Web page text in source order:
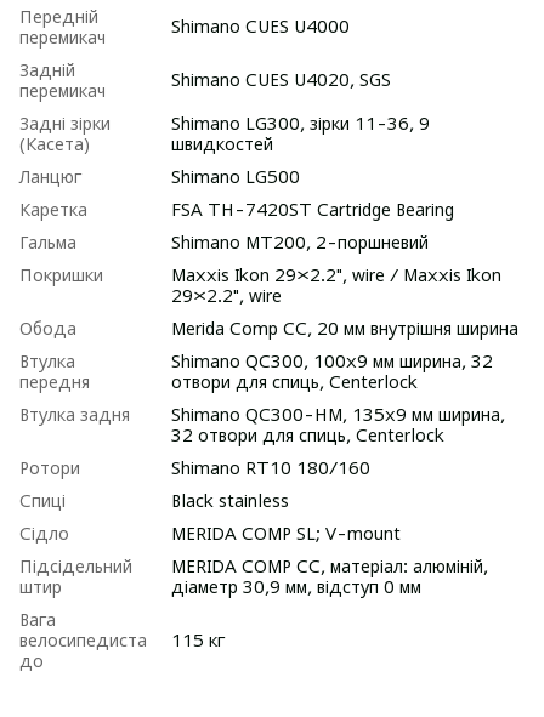
Передній
перемикач
Shimano CUES U4000
Задній
перемикач
Shimano CUES U4020, SGS
Задні зірки
(Касета)
Shimano LG300, зірки 11-36, 9
швидкостей
Ланцюг
Shimano LG500
Каретка
FSA TH-7420ST Cartridge Bearing
Гальма
Shimano MT200, 2-поршневий
Покришки
Maxxis Ikon 29×2.2", wire / Maxxis Ikon
29×2.2", wire
Обода
Merida Comp CC, 20 мм внутрішня ширина
Втулка
передня
Shimano QC300, 100х9 мм ширина, 32
отвори для спиць, Centerlock
Втулка задня
Shimano QC300-HM, 135х9 мм ширина,
32 отвори для спиць, Centerlock
Ротори
Shimano RT10 180/160
Спиці
Black stainless
Сідло
MERIDA COMP SL; V-mount
Підсідельний
штир
MERIDA COMP CC, матеріал: алюміній,
діаметр 30,9 мм, відступ 0 мм
Вага
велосипедиста
до
115 кг